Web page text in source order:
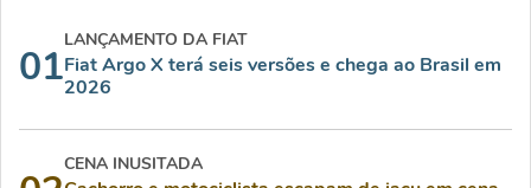
01
LANÇAMENTO DA FIAT
Fiat Argo X terá seis versões e chega ao Brasil em
2026
CENA INUSITADA